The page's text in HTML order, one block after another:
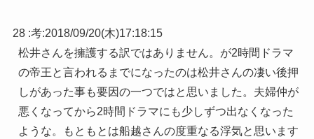
28 :考:2018/09/20(木)17:18:15
松井さんを擁護する訳ではありません。が2時間ドラマ
の帝王と言われるまでになったのは松井さんの凄い後押
しがあった事も要因の一つではと思いました。夫婦仲が
悪くなってから2時間ドラマにも少しずつ出なくなった
ような。もともとは船越さんの度重なる浮気と思います